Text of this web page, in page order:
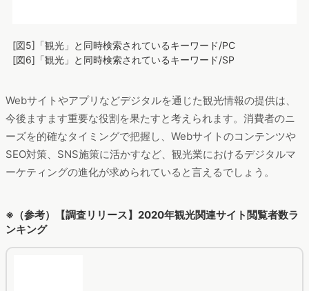
[図6]「観光」と同時検索されているキーワード/SP
今後ますます重要な役割を果たすと考えられます。消費者のニ
ーズを的確なタイミングで把握し、Webサイトのコンテンツや
SEO対策、SNS施策に活かすなど、観光業におけるデジタルマ
ーケティングの進化が求められていると言えるでしょう。
ンキング